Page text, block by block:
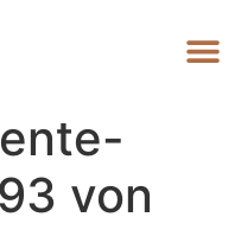
von